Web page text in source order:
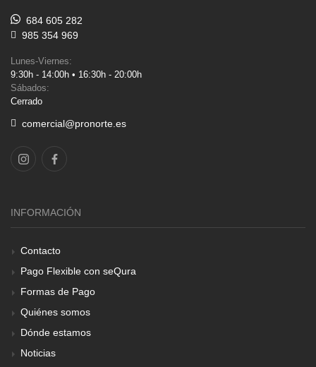
684 605 282
985 354 969
Lunes-Viernes:
9:30h - 14:00h • 16:30h - 20:00h
Sábados:
Cerrado
comercial@pronorte.es
INFORMACIÓN
Contacto
Pago Flexible con seQura
Formas de Pago
Quiénes somos
Dónde estamos
Noticias